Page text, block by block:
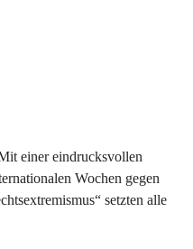
einer eindrucksvollen
Wochen gegen
setzten alle